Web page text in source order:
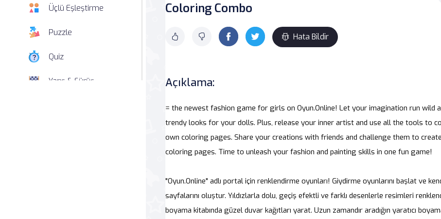
Üçlü Eşleştirme
Puzzle
Quiz
Yarış & Sürüş
Coloring Combo
Hata Bildir
Açıklama:
= the newest fashion game for girls on Oyun.Online! Let your imagination run wild
trendy looks for your dolls. Plus, release your inner artist and use all the tools to
own coloring pages. Share your creations with friends and challenge them to
coloring pages. Time to unleash your fashion and painting skills in one fun game!
"Oyun.Online" adlı portal için renklendirme oyunları! Giydirme oyunlarını başlat ve
sayfalarını oluştur. Yıldızlarla dolu, geçiş efektli ve farklı desenlerle resimleri
boyama kitabında güzel duvar kağıtları yarat. Uzun zamandır aradığın yaratıcı